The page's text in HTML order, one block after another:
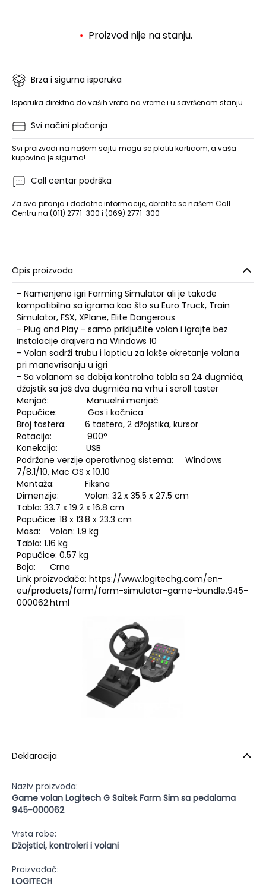
Proizvod nije na stanju.
Brza i sigurna isporuka
Isporuka direktno do vaših vrata na vreme i u savršenom stanju.
Svi načini plaćanja
Svi proizvodi na našem sajtu mogu se platiti karticom, a vaša
kupovina je sigurna!
Call centar podrška
Za sva pitanja i dodatne informacije, obratite se našem Call
Centru na (011) 2771-300 i (069) 2771-300
Opis proizvoda
- Namenjeno igri Farming Simulator ali je takođe
kompatibilna sa igrama kao što su Euro Truck, Train
Simulator, FSX, XPlane, Elite Dangerous
- Plug and Play - samo priključite volan i igrajte bez
instalacije drajvera na Windows 10
- Volan sadrži trubu i lopticu za lakše okretanje volana
pri manevrisanju u igri
- Sa volanom se dobija kontrolna tabla sa 24 dugmića,
džojstik sa još dva dugmića na vrhu i scroll taster
Menjač: Manuelni menjač
Papučice: Gas i kočnica
Broj tastera: 6 tastera, 2 džojstika, kursor
Rotacija: 900°
Konekcija: USB
Podržane verzije operativnog sistema: Windows
7/8.1/10, Mac OS x 10.10
Montaža: Fiksna
Dimenzije: Volan: 32 x 35.5 x 27.5 cm
Tabla: 33.7 x 19.2 x 16.8 cm
Papučice: 18 x 13.8 x 23.3 cm
Masa: Volan: 1.9 kg
Tabla: 1.16 kg
Papučice: 0.57 kg
Boja: Crna
Link proizvođača: https://www.logitechg.com/en-
eu/products/farm/farm-simulator-game-bundle.945-
000062.html
Deklaracija
Naziv proizvoda:
Game volan Logitech G Saitek Farm Sim sa pedalama
945-000062
Vrsta robe:
Džojstici, kontroleri i volani
Proizvođač:
LOGITECH